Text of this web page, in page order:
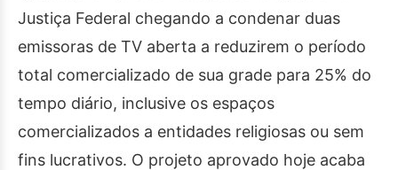
Justiça Federal chegando a condenar duas
emissoras de TV aberta a reduzirem o período
total comercializado de sua grade para 25% do
tempo diário, inclusive os espaços
comercializados a entidades religiosas ou sem
fins lucrativos. O projeto aprovado hoje acaba